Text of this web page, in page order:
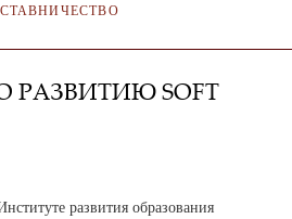
SOFT
развития образования